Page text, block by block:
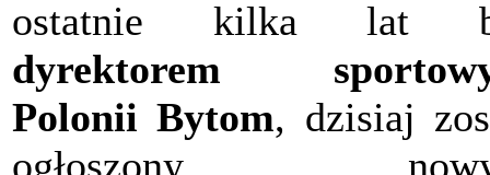
ostatnie kilka lat
dyrektorem
Polonii Bytom, dzisiaj
ogłoszony